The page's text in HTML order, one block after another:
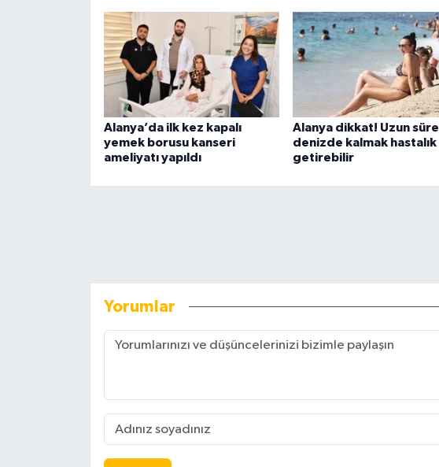
Alanya’da ilk kez kapalı
yemek borusu kanseri
ameliyatı yapıldı
Alanya dikkat! Uzun süre
denizde kalmak hastalık
getirebilir
Yorumlar